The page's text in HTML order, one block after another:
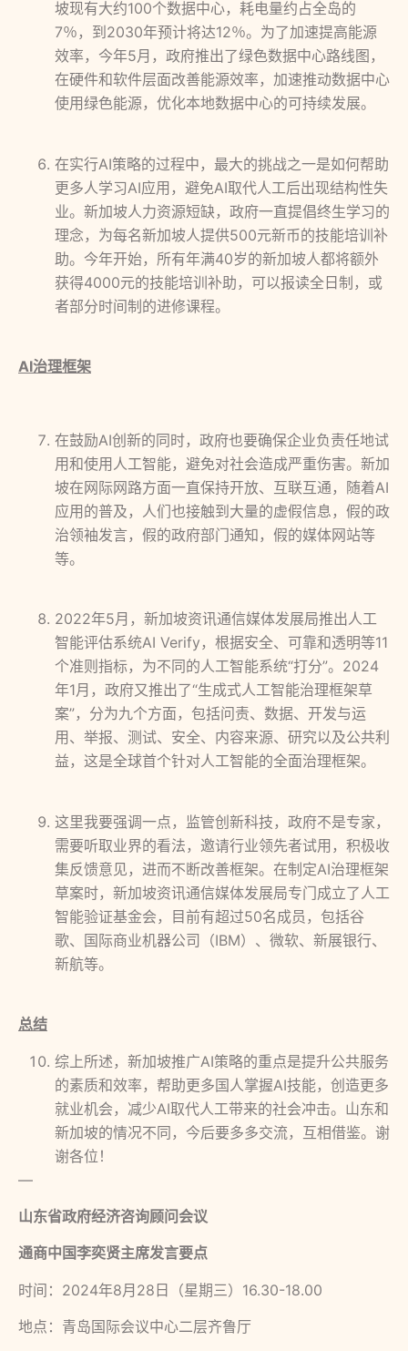
坡现有大约100个数据中心，耗电量约占全岛的
7％，到2030年预计将达12％。为了加速提高能源
效率，今年5月，政府推出了绿色数据中心路线图，
在硬件和软件层面改善能源效率，加速推动数据中心
使用绿色能源，优化本地数据中心的可持续发展。
在实行AI策略的过程中，最大的挑战之一是如何帮助
更多人学习AI应用，避免AI取代人工后出现结构性失
业。新加坡人力资源短缺，政府一直提倡终生学习的
理念，为每名新加坡人提供500元新币的技能培训补
助。今年开始，所有年满40岁的新加坡人都将额外
获得4000元的技能培训补助，可以报读全日制，或
者部分时间制的进修课程。
AI治理框架
在鼓励AI创新的同时，政府也要确保企业负责任地试
用和使用人工智能，避免对社会造成严重伤害。新加
坡在网际网路方面一直保持开放、互联互通，随着AI
应用的普及，人们也接触到大量的虚假信息，假的政
治领袖发言，假的政府部门通知，假的媒体网站等
等。
2022年5月，新加坡资讯通信媒体发展局推出人工
智能评估系统AI Verify，根据安全、可靠和透明等11
个准则指标，为不同的人工智能系统“打分”。2024
年1月，政府又推出了“生成式人工智能治理框架草
案”，分为九个方面，包括问责、数据、开发与运
用、举报、测试、安全、内容来源、研究以及公共利
益，这是全球首个针对人工智能的全面治理框架。
这里我要强调一点，监管创新科技，政府不是专家，
需要听取业界的看法，邀请行业领先者试用，积极收
集反馈意见，进而不断改善框架。在制定AI治理框架
草案时，新加坡资讯通信媒体发展局专门成立了人工
智能验证基金会，目前有超过50名成员，包括谷
歌、国际商业机器公司（IBM）、微软、新展银行、
新航等。
总结
综上所述，新加坡推广AI策略的重点是提升公共服务
的素质和效率，帮助更多国人掌握AI技能，创造更多
就业机会，减少AI取代人工带来的社会冲击。山东和
新加坡的情况不同，今后要多多交流，互相借鉴。谢
谢各位！
—
山东省政府经济咨询顾问会议
通商中国李奕贤主席发言要点
时间：2024年8月28日（星期三）16.30-18.00
地点：青岛国际会议中心二层齐鲁厅